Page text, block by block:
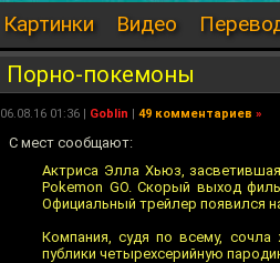
Картинки Видео
Порно-покемоны
06.08.16 01:36 | Goblin | 49 комментариев »
С мест сообщают:
Актриса Элла Хьюз,
Pokemon GO. Скорый выход
Официальный трейлер появился
Компания, судя по всему,
публики четырехсерийную